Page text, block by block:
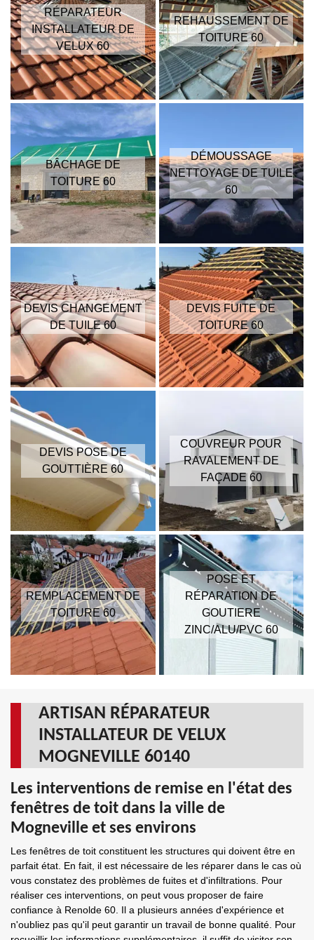
RÉPARATEUR
INSTALLATEUR DE
VELUX 60
REHAUSSEMENT DE
TOITURE 60
BÂCHAGE DE
TOITURE 60
DÉMOUSSAGE
NETTOYAGE DE TUILE
60
DEVIS CHANGEMENT
DE TUILE 60
DEVIS FUITE DE
TOITURE 60
DEVIS POSE DE
GOUTTIÈRE 60
COUVREUR POUR
RAVALEMENT DE
FAÇADE 60
REMPLACEMENT DE
TOITURE 60
POSE ET
RÉPARATION DE
GOUTIERE
ZINC/ALU/PVC 60
ARTISAN RÉPARATEUR
INSTALLATEUR DE VELUX
MOGNEVILLE 60140
Les interventions de remise en l'état des
fenêtres de toit dans la ville de
Mogneville et ses environs
Les fenêtres de toit constituent les structures qui doivent être en
parfait état. En fait, il est nécessaire de les réparer dans le cas où
vous constatez des problèmes de fuites et d'infiltrations. Pour
réaliser ces interventions, on peut vous proposer de faire
confiance à Renolde 60. Il a plusieurs années d'expérience et
n'oubliez pas qu'il peut garantir un travail de bonne qualité. Pour